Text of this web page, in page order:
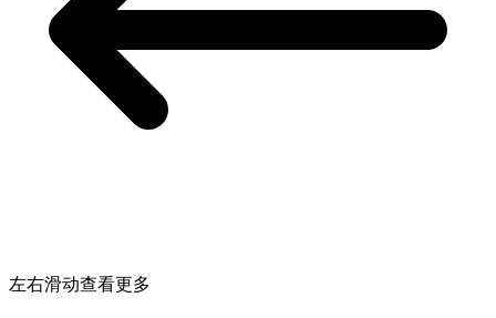
左右滑动查看更多